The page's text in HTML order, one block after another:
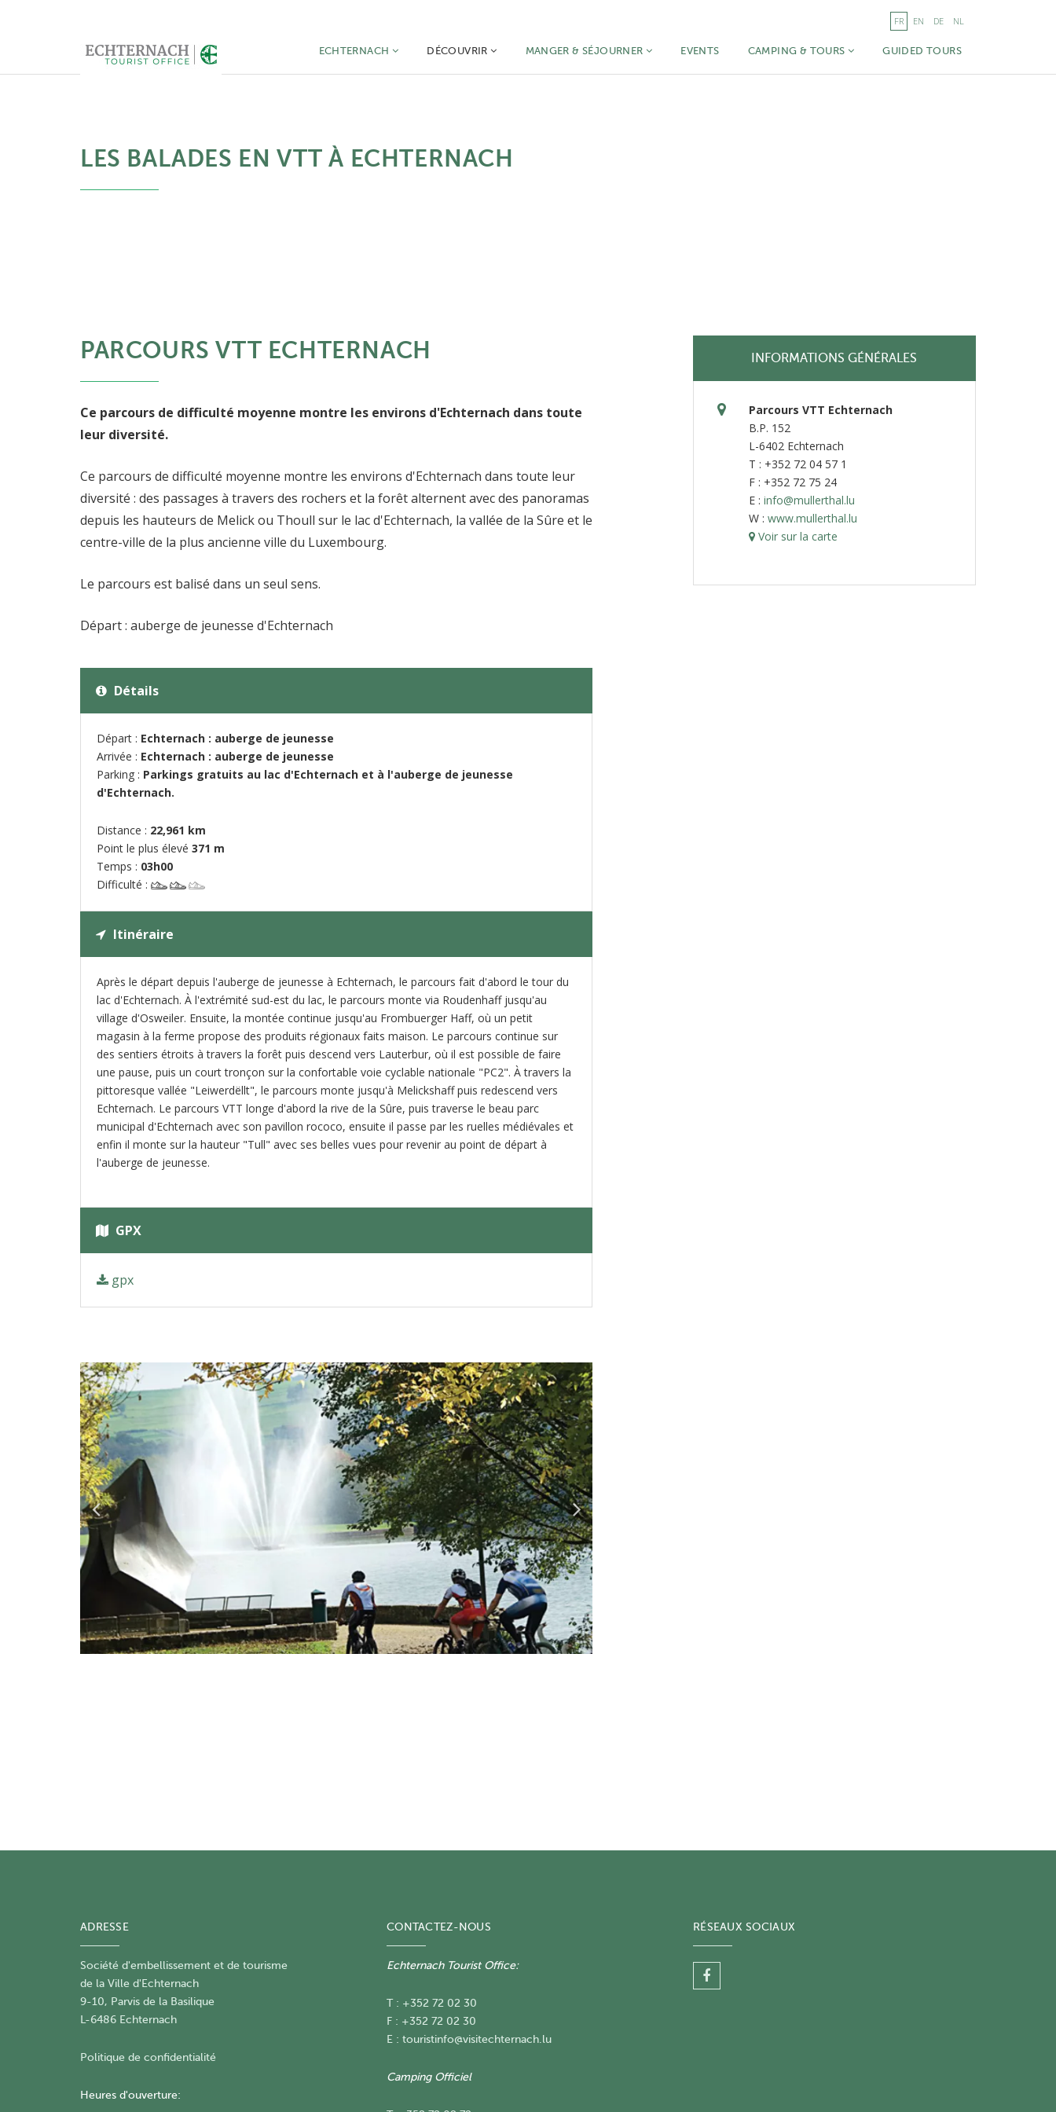
FR EN DE NL
ECHTERNACH DÉCOUVRIR MANGER & SÉJOURNER EVENTS CAMPING & TOURS GUIDED TOURS
LES BALADES EN VTT À ECHTERNACH
PARCOURS VTT ECHTERNACH
Ce parcours de difficulté moyenne montre les environs d'Echternach dans toute
leur diversité.
Ce parcours de difficulté moyenne montre les environs d'Echternach dans toute leur
diversité : des passages à travers des rochers et la forêt alternent avec des panoramas
depuis les hauteurs de Melick ou Thoull sur le lac d'Echternach, la vallée de la Sûre et le
centre-ville de la plus ancienne ville du Luxembourg.
Le parcours est balisé dans un seul sens.
Départ : auberge de jeunesse d'Echternach
Détails
Départ : Echternach : auberge de jeunesse
Arrivée : Echternach : auberge de jeunesse
Parking : Parkings gratuits au lac d'Echternach et à l'auberge de jeunesse
d'Echternach.
Distance : 22,961 km
Point le plus élevé 371 m
Temps : 03h00
Difficulté :
Itinéraire
Après le départ depuis l'auberge de jeunesse à Echternach, le parcours fait d'abord le tour du
lac d'Echternach. À l'extrémité sud-est du lac, le parcours monte via Roudenhaff jusqu'au
village d'Osweiler. Ensuite, la montée continue jusqu'au Frombuerger Haff, où un petit
magasin à la ferme propose des produits régionaux faits maison. Le parcours continue sur
des sentiers étroits à travers la forêt puis descend vers Lauterbur, où il est possible de faire
une pause, puis un court tronçon sur la confortable voie cyclable nationale "PC2". À travers la
pittoresque vallée "Leiwerdëllt", le parcours monte jusqu'à Melickshaff puis redescend vers
Echternach. Le parcours VTT longe d'abord la rive de la Sûre, puis traverse le beau parc
municipal d'Echternach avec son pavillon rococo, ensuite il passe par les ruelles médiévales et
enfin il monte sur la hauteur "Tull" avec ses belles vues pour revenir au point de départ à
l'auberge de jeunesse.
GPX
gpx
INFORMATIONS GÉNÉRALES
Parcours VTT Echternach
B.P. 152
L-6402 Echternach
T : +352 72 04 57 1
F : +352 72 75 24
E : info@mullerthal.lu
W : www.mullerthal.lu
Voir sur la carte
ADRESSE
Société d'embellissement et de tourisme
​de la Ville d'Echternach
9-10, Parvis de la Basilique
L-6486 Echternach
Politique de confidentialité
Heures d'ouverture:
CONTACTEZ-NOUS
Echternach Tourist Office:
T : +352 72 02 30
F : +352 72 02 30
E : touristinfo@visitechternach.lu
Camping Officiel
RÉSEAUX SOCIAUX